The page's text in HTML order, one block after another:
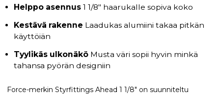
Helppo asennus 1 1/8" haarukalle sopiva koko
Kestävä rakenne Laadukas alumiini takaa pitkän
käyttöiän
Tyylikäs ulkonäkö Musta väri sopii hyvin minkä
tahansa pyörän designiin
Force-merkin Styrfittings Ahead 1 1/8" on suunniteltu